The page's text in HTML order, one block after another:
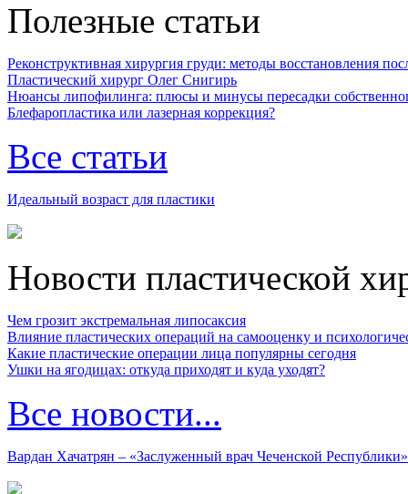
Полезные статьи
Реконструктивная хирургия груди: методы восстановления
Пластический хирург Олег Снигирь
Нюансы липофилинга: плюсы и минусы пересадки
Блефаропластика или лазерная коррекция?
Все статьи
Идеальный возраст для пластики
Новости пластической
Чем грозит экстремальная липосаксия
Влияние пластических операций на самооценку и
Какие пластические операции лица популярны сегодня
Ушки на ягодицах: откуда приходят и куда уходят?
Все новости...
Вардан Хачатрян – «Заслуженный врач Чеченской Республики»